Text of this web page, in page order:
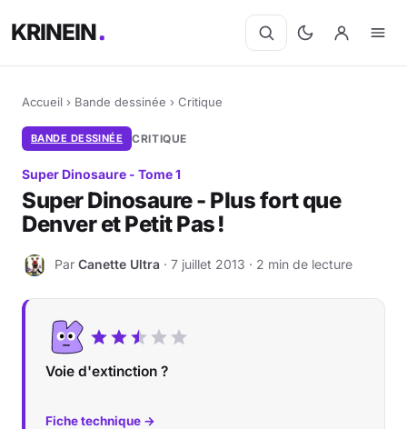
KRINEIN
Accueil › Bande dessinée › Critique
BANDE DESSINÉE CRITIQUE
Super Dinosaure - Tome 1
Super Dinosaure - Plus fort que
Denver et Petit Pas !
C Par Canette Ultra · 7 juillet 2013 · 2 min de lecture
Voie d'extinction ?
Fiche technique →